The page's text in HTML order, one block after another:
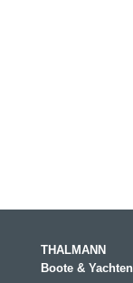
THALMANN
Boote &